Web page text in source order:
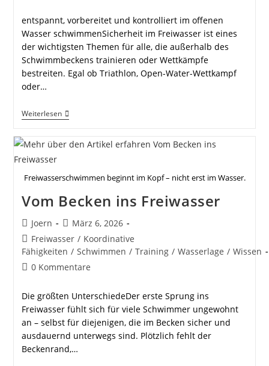
entspannt, vorbereitet und kontrolliert im offenen
Wasser schwimmenSicherheit im Freiwasser ist eines
der wichtigsten Themen für alle, die außerhalb des
Schwimmbeckens trainieren oder Wettkämpfe
bestreiten. Egal ob Triathlon, Open-Water-Wettkampf
oder…
WeiterlesenSicherheit
Im
Schwimmen
Freiwasserschwimmen beginnt im Kopf – nicht erst im Wasser.
Vom Becken ins Freiwasser
Beitrags-
Autor:
Joern
Beitrag
veröffentlicht:
März 6, 2026
Beitrags-
Kategorie:
Freiwasser / Koordinative
Fähigkeiten / Schwimmen / Training / Wasserlage / Wissen
Beitrags-
0 Kommentare
Die größten UnterschiedeDer erste Sprung ins
Freiwasser fühlt sich für viele Schwimmer ungewohnt
an – selbst für diejenigen, die im Becken sicher und
ausdauernd unterwegs sind. Plötzlich fehlt der
Beckenrand,…